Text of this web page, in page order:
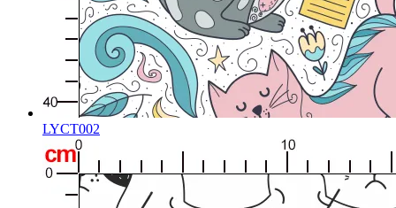
LYCT002